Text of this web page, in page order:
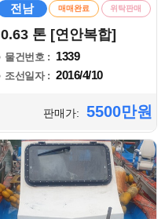
전남 매매완료 위탁판매
0.63 톤 [연안복합]
물건번호 : 1339
조선일자 : 2016/4/10
판매가: 5500만원